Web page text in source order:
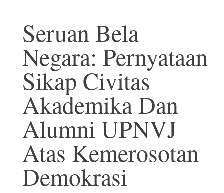
Seruan Bela
Negara: Pernyataan
Sikap Civitas
Akademika Dan
Alumni UPNVJ
Atas Kemerosotan
Demokrasi